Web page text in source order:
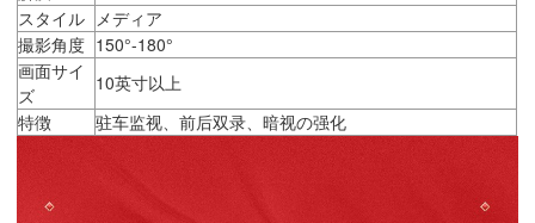
スタイル
メディア
撮影角度 150°-180°
画面サイ
ズ
10英寸以上
特徴
驻车监视、前后双录、暗视の强化